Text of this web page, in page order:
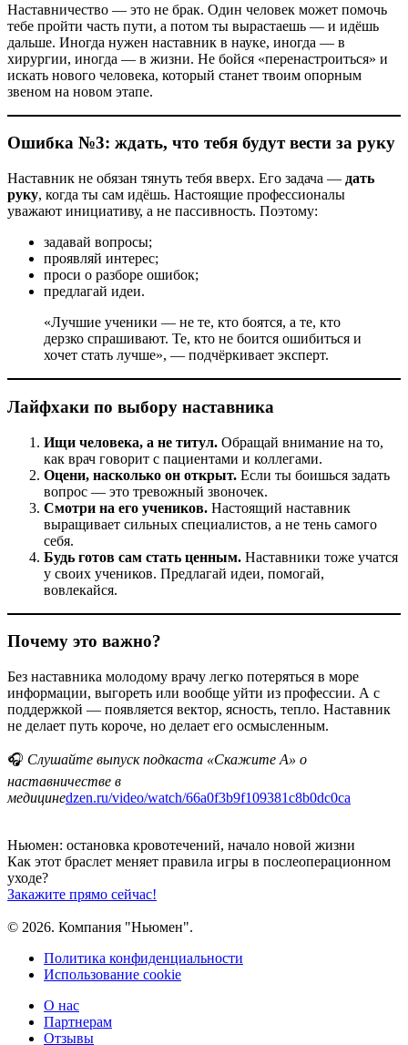
Наставничество — это не брак. Один человек может помочь
тебе пройти часть пути, а потом ты вырастаешь — и идёшь
дальше. Иногда нужен наставник в науке, иногда — в
хирургии, иногда — в жизни. Не бойся «перенастроиться» и
искать нового человека, который станет твоим опорным
звеном на новом этапе.
Ошибка №3: ждать, что тебя будут вести за руку
Наставник не обязан тянуть тебя вверх. Его задача — дать
руку, когда ты сам идёшь. Настоящие профессионалы
уважают инициативу, а не пассивность. Поэтому:
задавай вопросы;
проявляй интерес;
проси о разборе ошибок;
предлагай идеи.
«Лучшие ученики — не те, кто боятся, а те, кто
дерзко спрашивают. Те, кто не боится ошибиться и
хочет стать лучше», — подчёркивает эксперт.
Лайфхаки по выбору наставника
Ищи человека, а не титул. Обращай внимание на то,
как врач говорит с пациентами и коллегами.
Оцени, насколько он открыт. Если ты боишься задать
вопрос — это тревожный звоночек.
Смотри на его учеников. Настоящий наставник
выращивает сильных специалистов, а не тень самого
себя.
Будь готов сам стать ценным. Наставники тоже учатся
у своих учеников. Предлагай идеи, помогай,
вовлекайся.
Почему это важно?
Без наставника молодому врачу легко потеряться в море
информации, выгореть или вообще уйти из профессии. А с
поддержкой — появляется вектор, ясность, тепло. Наставник
не делает путь короче, но делает его осмысленным.
🎧 Слушайте выпуск подкаста «Скажите А» о
наставничестве в
медицинеdzen.ru/video/watch/66a0f3b9f109381c8b0dc0ca
Ньюмен: остановка кровотечений, начало новой жизни
Как этот браслет меняет правила игры в послеоперационном
уходе?
Закажите прямо сейчас!
© 2026. Компания "Ньюмен".
Политика конфиденциальности
Использование cookie
О нас
Партнерам
Отзывы